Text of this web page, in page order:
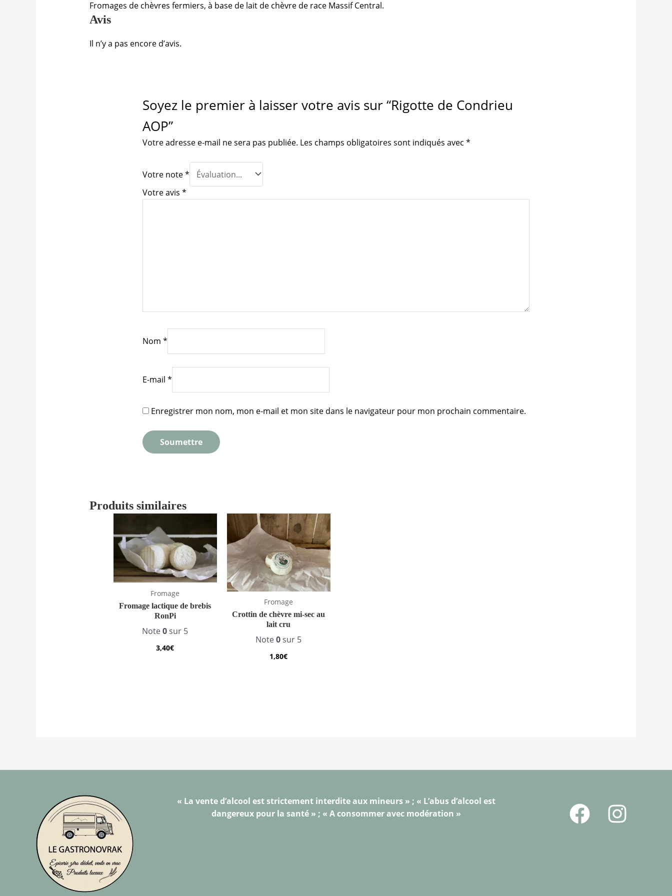
Fromages de chèvres fermiers, à base de lait de chèvre de race Massif Central.
Avis
Il n’y a pas encore d’avis.
Soyez le premier à laisser votre avis sur “Rigotte de Condrieu
AOP”
Votre adresse e-mail ne sera pas publiée. Les champs obligatoires sont indiqués avec*
Votre note*
Votre avis*
Nom*
E-mail*
Enregistrer mon nom, mon e-mail et mon site dans le navigateur pour mon prochain commentaire.
Produits similaires
Fromage
Fromage lactique de brebis
RonPi
Note0sur 5
3,40€
Fromage
Crottin de chèvre mi-sec au
lait cru
Note0sur 5
1,80€
« La vente d’alcool est strictement interdite aux mineurs » ; « L’abus d’alcool est
dangereux pour la santé » ; « A consommer avec modération »